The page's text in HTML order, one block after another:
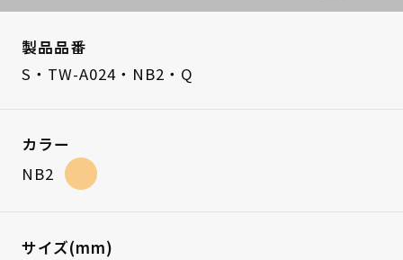
製品品番
S・TW-A024・NB2・Q
カラー
NB2
サイズ(mm)